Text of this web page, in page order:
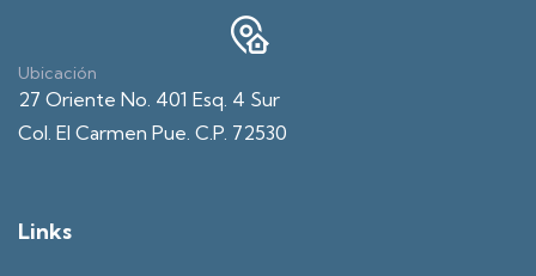
Ubicación
27 Oriente No. 401 Esq. 4 Sur
Col. El Carmen Pue. C.P. 72530
Links